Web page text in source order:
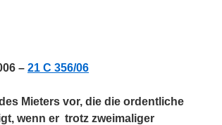
– 21 C 356/06
Mieters vor, die die ordentliche
wenn er trotz zweimaliger